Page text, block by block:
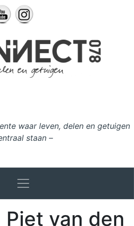
waar leven, delen en getuigen
staan –
Piet van den